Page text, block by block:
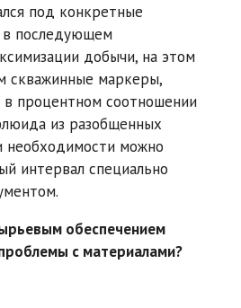
под конкретные
в последующем
добычи, на этом
скважинные маркеры,
процентном соотношении
из разобщенных
необходимости можно
интервал специально
обеспечением
с материалами?